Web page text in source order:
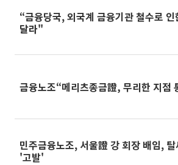
“금융당국, 외국계 금융기관 철수로
달라"
금융노조“메리츠종금證, 무리한 지점
민주금융노조, 서울證 강 회장 배임,
'고발'